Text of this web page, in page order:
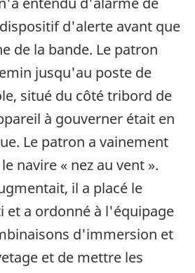
d'alerte avant que
de la bande. Le patron
jusqu'au poste de
situé du côté tribord de
à gouverner était en
Le patron a vainement
navire « nez au vent ».
il a placé le
et a ordonné à l'équipage
d'immersion et
et de mettre les